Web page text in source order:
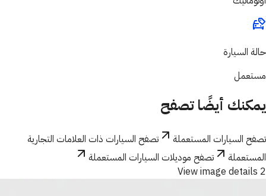
حالة السيارة
مستعمل
يمكنك أيضًا تصفح
تصفح السيارات المستعملة
تصفح السيارات ذات العلامات التجارية
المستعملة
تصفح موديلات السيارات المستعملة
View image details 2